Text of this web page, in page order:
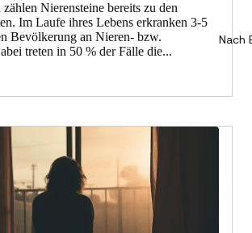
Nach
Nierensteine bereits zu den
Im Laufe ihres Lebens erkranken 3-5
Bevölkerung an Nieren- bzw.
treten in 50 % der Fälle die...